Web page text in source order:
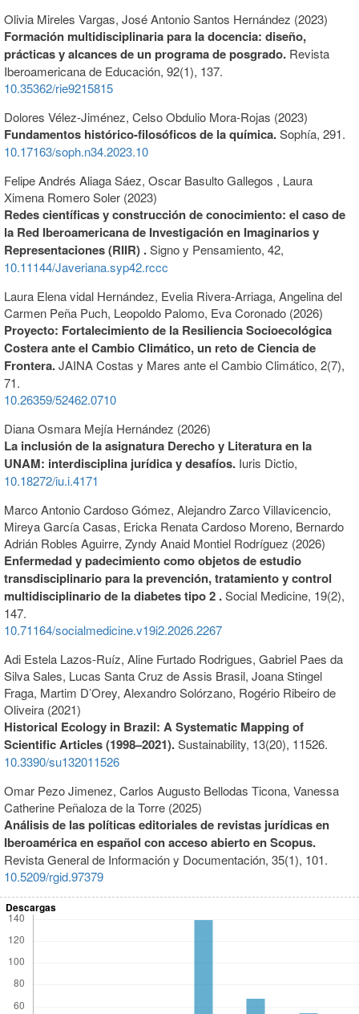
Olivia Mireles Vargas, José Antonio Santos Hernández (2023)
Formación multidisciplinaria para la docencia: diseño,
prácticas y alcances de un programa de posgrado. Revista
Iberoamericana de Educación, 92(1), 137.
10.35362/rie9215815
Dolores Vélez-Jiménez, Celso Obdulio Mora-Rojas (2023)
Fundamentos histórico-filosóficos de la química.Sophía, 291.
10.17163/soph.n34.2023.10
Felipe Andrés Aliaga Sáez, Oscar Basulto Gallegos , Laura
Ximena Romero Soler (2023)
Redes científicas y construcción de conocimiento: el caso de
la Red Iberoamericana de Investigación en Imaginarios y
Representaciones (RIIR) .Signo y Pensamiento, 42,
10.11144/Javeriana.syp42.rccc
Laura Elena vidal Hernández, Evelia Rivera-Arriaga, Angelina del
Carmen Peña Puch, Leopoldo Palomo, Eva Coronado (2026)
Proyecto: Fortalecimiento de la Resiliencia Socioecológica
Costera ante el Cambio Climático, un reto de Ciencia de
Frontera.JAINA Costas y Mares ante el Cambio Climático, 2(7),
71.
10.26359/52462.0710
Diana Osmara Mejía Hernández (2026)
La inclusión de la asignatura Derecho y Literatura en la
UNAM: interdisciplina jurídica y desafíos. Iuris Dictio,
10.18272/iu.i.4171
Marco Antonio Cardoso Gómez, Alejandro Zarco Villavicencio,
Mireya García Casas, Ericka Renata Cardoso Moreno, Bernardo
Adrián Robles Aguirre, Zyndy Anaid Montiel Rodríguez (2026)
Enfermedad y padecimiento como objetos de estudio
transdisciplinario para la prevención, tratamiento y control
multidisciplinario de la diabetes tipo 2 .Social Medicine, 19(2),
147.
10.71164/socialmedicine.v19i2.2026.2267
Adi Estela Lazos-Ruíz, Aline Furtado Rodrigues, Gabriel Paes da
Silva Sales, Lucas Santa Cruz de Assis Brasil, Joana Stingel
Fraga, Martim D’Orey, Alexandro Solórzano, Rogério Ribeiro de
Oliveira (2021)
Historical Ecology in Brazil: A Systematic Mapping of
Scientific Articles (1998–2021).Sustainability, 13(20), 11526.
10.3390/su132011526
Omar Pezo Jimenez, Carlos Augusto Bellodas Ticona, Vanessa
Catherine Peñaloza de la Torre (2025)
Análisis de las políticas editoriales de revistas jurídicas en
Iberoamérica en español con acceso abierto en Scopus.
Revista General de Información y Documentación, 35(1), 101.
10.5209/rgid.97379
Descargas